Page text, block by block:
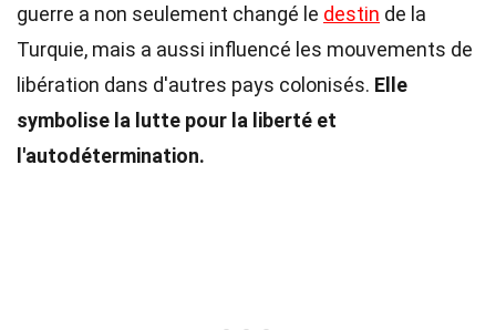
guerre a non seulement changé le destin de la
Turquie, mais a aussi influencé les mouvements de
libération dans d'autres pays colonisés. Elle
symbolise la lutte pour la liberté et
l'autodétermination.